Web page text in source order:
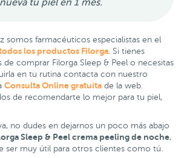
tu piel en 1 mes.
somos farmacéuticos especialistas en el
los productos Filorga . Si tienes
de comprar Filorga Sleep & Peel o necesitas
en tu rutina contacta con nuestro
Consulta Online gratuita de la web.
de recomendarte lo mejor para tu piel,
no dudes en dejarnos un poco más abajo
Sleep & Peel crema peeling de noche,
ser muy útil para otros clientes como tú.